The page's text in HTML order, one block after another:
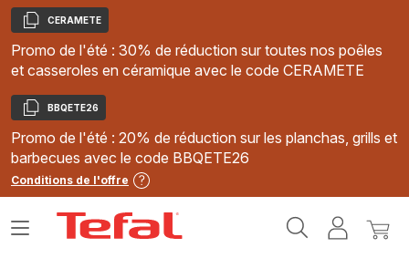
Copier
CERAMETE
Promo de l'été : 30% de réduction sur toutes nos poêles
et casseroles en céramique avec le code CERAMETE
Copier
BBQETE26
Promo de l'été : 20% de réduction sur les planchas, grills et
barbecues avec le code BBQETE26
Conditions de l'offre
MonMon
Ouvrir